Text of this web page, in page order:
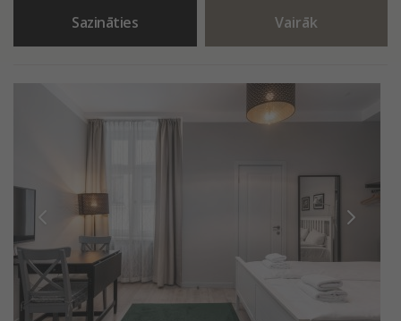
Sazināties Vairāk